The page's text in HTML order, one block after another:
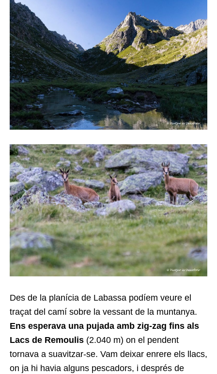
Des de la planícia de Labassa podíem veure el
traçat del camí sobre la vessant de la muntanya.
Ens esperava una pujada amb zig-zag fins als
Lacs de Remoulis (2.040 m) on el pendent
tornava a suavitzar-se. Vam deixar enrere els llacs,
on ja hi havia alguns pescadors, i després de